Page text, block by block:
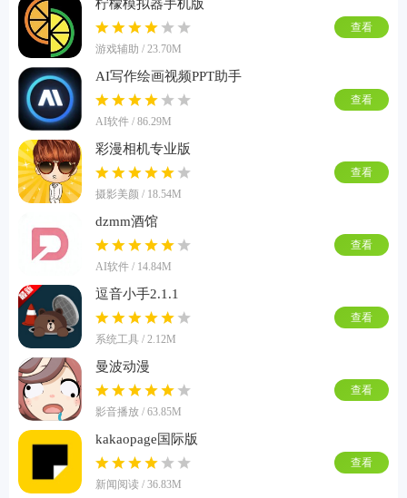
柠檬模拟器手机版
游戏辅助 / 23.70M
查看
AI写作绘画视频PPT助手
AI软件 / 86.29M
查看
彩漫相机专业版
摄影美颜 / 18.54M
查看
dzmm酒馆
AI软件 / 14.84M
查看
逗音小手2.1.1
系统工具 / 2.12M
查看
曼波动漫
影音播放 / 63.85M
查看
kakaopage国际版
新闻阅读 / 36.83M
查看